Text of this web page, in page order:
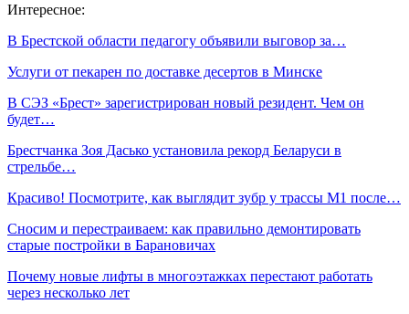
Интересное:
В Брестской области педагогу объявили выговор за…
Услуги от пекарен по доставке десертов в Минске
В СЭЗ «Брест» зарегистрирован новый резидент. Чем он
будет…
Брестчанка Зоя Дасько установила рекорд Беларуси в
стрельбе…
Красиво! Посмотрите, как выглядит зубр у трассы М1 после…
Сносим и перестраиваем: как правильно демонтировать
старые постройки в Барановичах
Почему новые лифты в многоэтажках перестают работать
через несколько лет